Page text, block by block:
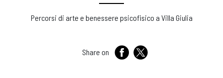
Percorsi di arte e benessere psicofisico a Villa Giulia
Share on